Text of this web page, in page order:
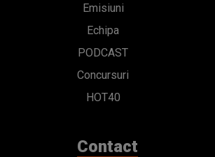
Emisiuni
Echipa
PODCAST
Concursuri
HOT40
Contact